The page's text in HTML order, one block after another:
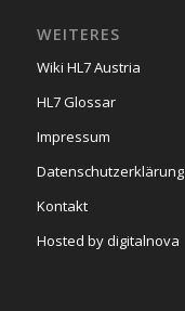
WEITERES
Wiki HL7 Austria
HL7 Glossar
Impressum
Datenschutzerklärung
Kontakt
Hosted by digitalnova